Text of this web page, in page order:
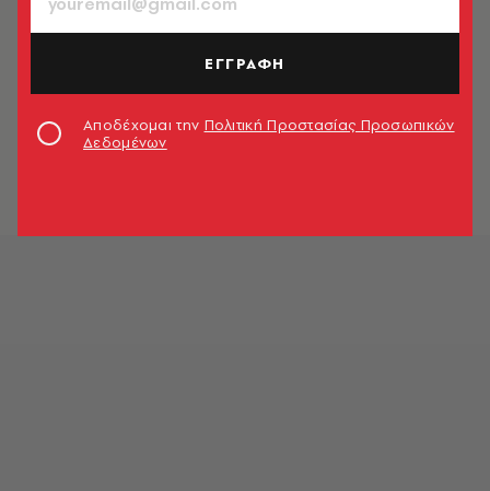
ΕΛΛΑΔΑ
«Διαφανής η κλήρωση της
σύνθεσης»
ΕΓΓΡΑΦΗ
Αποδέχομαι την Πολιτική Προστασίας Προσωπικών
Δεδομένων